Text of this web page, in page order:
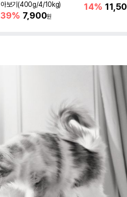
아보기(400g/4/10kg)
39% 7,900원
14%